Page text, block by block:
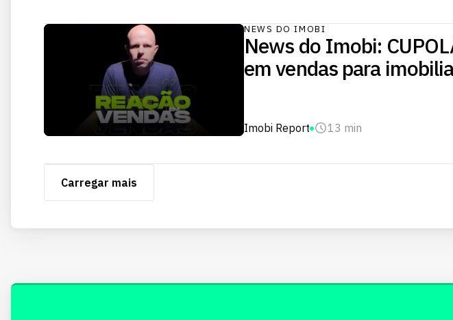
NEWS DO IMOBI
News do Imobi:
em vendas para
Imobi Report 13 min
Carregar mais